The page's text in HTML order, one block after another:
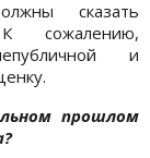
сказать
сожалению,
и
прошлом